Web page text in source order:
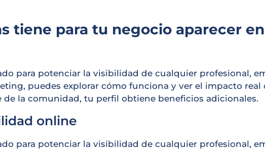
tiene para tu negocio aparecer
para potenciar la visibilidad de cualquier profesional,
puedes explorar cómo funciona y ver el impacto real
de la comunidad, tu perfil obtiene beneficios adicionales.
online
para potenciar la visibilidad de cualquier profesional,